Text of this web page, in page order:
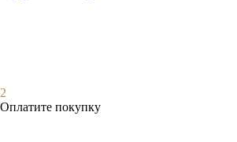
2
Оплатите покупку